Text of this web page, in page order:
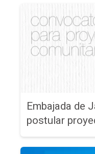
Embajada de
postular